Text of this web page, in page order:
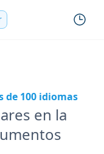
de 100 idiomas
en la